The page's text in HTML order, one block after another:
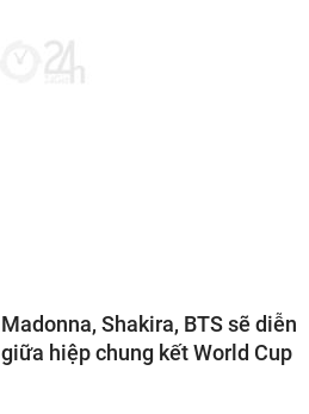
Madonna, Shakira, BTS sẽ diễn
giữa hiệp chung kết World Cup